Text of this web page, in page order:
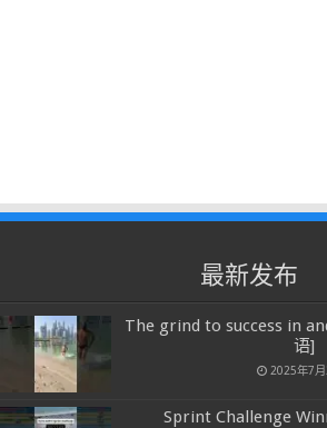
最新发布
The grind to success in
语]
2025年7月
Sprint Challenge